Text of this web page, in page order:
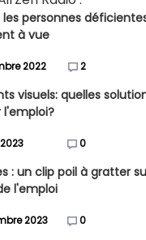
les personnes
à vue
2022 2
visuels: quelles
l'emploi?
0
: un clip poil à gratter
l'emploi
2023 0